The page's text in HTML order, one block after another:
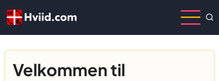
to
Velkommen til